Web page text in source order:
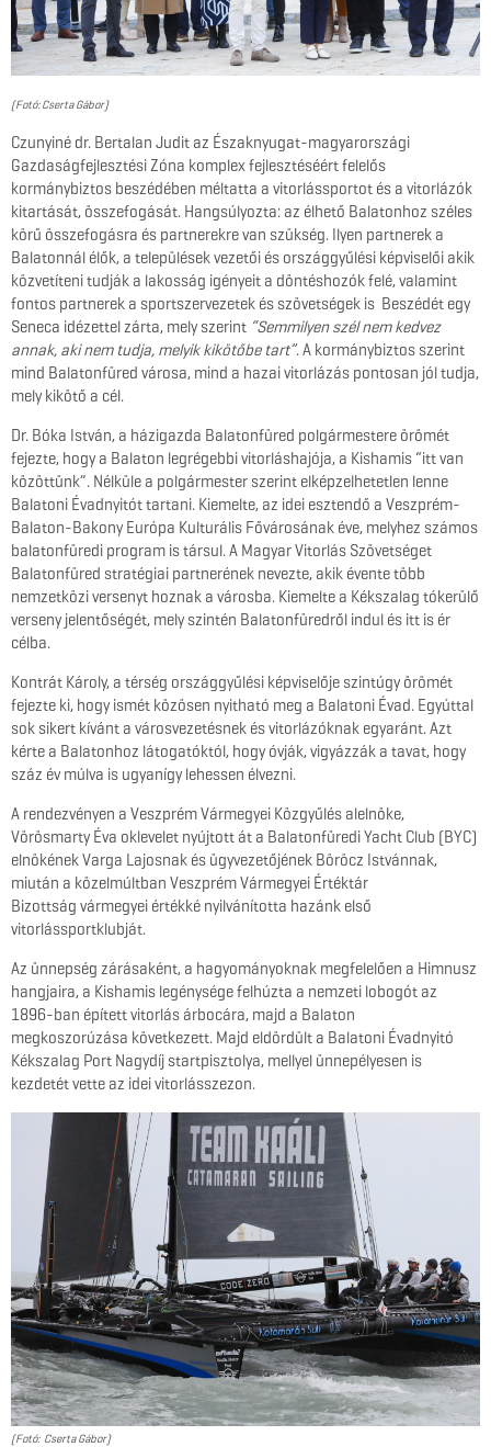
(Fotó: Cserta Gábor)
Czunyiné dr. Bertalan Judit az Északnyugat-magyarországi
Gazdaságfejlesztési Zóna komplex fejlesztéséért felelős
kormánybiztos beszédében méltatta a vitorlássportot és a vitorlázók
kitartását, összefogását. Hangsúlyozta: az élhető Balatonhoz széles
körű összefogásra és partnerekre van szükség. Ilyen partnerek a
Balatonnál élők, a települések vezetői és országgyűlési képviselői akik
közvetíteni tudják a lakosság igényeit a döntéshozók felé, valamint
fontos partnerek a sportszervezetek és szövetségek is Beszédét egy
Seneca idézettel zárta, mely szerint “Semmilyen szél nem kedvez
annak, aki nem tudja, melyik kikötőbe tart”. A kormánybiztos szerint
mind Balatonfüred városa, mind a hazai vitorlázás pontosan jól tudja,
mely kikötő a cél.
Dr. Bóka István, a házigazda Balatonfüred polgármestere örömét
fejezte, hogy a Balaton legrégebbi vitorláshajója, a Kishamis “itt van
közöttünk”. Nélküle a polgármester szerint elképzelhetetlen lenne
Balatoni Évadnyitót tartani. Kiemelte, az idei esztendő a Veszprém-
Balaton-Bakony Európa Kulturális Fővárosának éve, melyhez számos
balatonfüredi program is társul. A Magyar Vitorlás Szövetséget
Balatonfüred stratégiai partnerének nevezte, akik évente több
nemzetközi versenyt hoznak a városba. Kiemelte a Kékszalag tókerülő
verseny jelentőségét, mely szintén Balatonfüredről indul és itt is ér
célba.
Kontrát Károly, a térség országgyűlési képviselője szintúgy örömét
fejezte ki, hogy ismét közösen nyitható meg a Balatoni Évad. Egyúttal
sok sikert kívánt a városvezetésnek és vitorlázóknak egyaránt. Azt
kérte a Balatonhoz látogatóktól, hogy óvják, vigyázzák a tavat, hogy
száz év múlva is ugyanígy lehessen élvezni.
A rendezvényen a Veszprém Vármegyei Közgyűlés alelnöke,
Vörösmarty Éva oklevelet nyújtott át a Balatonfüredi Yacht Club (BYC)
elnökének Varga Lajosnak és ügyvezetőjének Böröcz Istvánnak,
miután a közelmúltban Veszprém Vármegyei Értéktár
Bizottság vármegyei értékké nyilvánította hazánk első
vitorlássportklubját.
Az ünnepség zárásaként, a hagyományoknak megfelelően a Himnusz
hangjaira, a Kishamis legénysége felhúzta a nemzeti lobogót az
1896-ban épített vitorlás árbocára, majd a Balaton
megkoszorúzása következett. Majd eldördült a Balatoni Évadnyitó
Kékszalag Port Nagydíj startpisztolya, mellyel ünnepélyesen is
kezdetét vette az idei vitorlásszezon.
(Fotó: Cserta Gábor)